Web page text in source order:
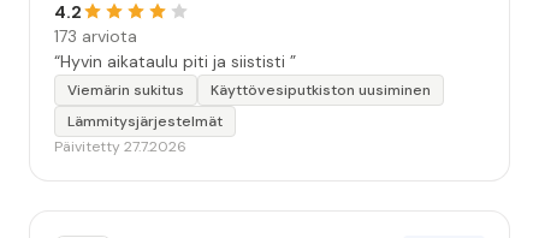
4.2
173 arviota
“Hyvin aikataulu piti ja siististi ”
Viemärin sukitus
Käyttövesiputkiston uusiminen
Lämmitysjärjestelmät
Päivitetty 27.7.2026